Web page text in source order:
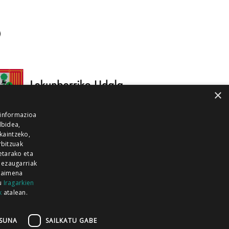
GUKA
GUKA ZUMAIA GUKA
×
eta
Iragarkien
atalean.
SAILKATU GABE